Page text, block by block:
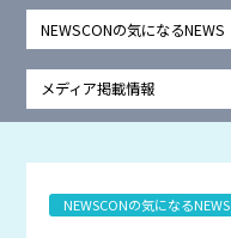
NEWSCONの気になるNEWS
メディア掲載情報
NEWSCONの気になるNEWS